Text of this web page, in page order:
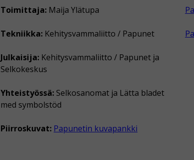
Toimittaja: Maija Ylätupa
Tekniikka: Kehitysvammaliitto / Papunet
Julkaisija: Kehitysvammaliitto / Papunet ja
Selkokeskus
Yhteistyössä: Selkosanomat ja Lätta bladet
med symbolstöd
Piirroskuvat: Papunetin kuvapankki